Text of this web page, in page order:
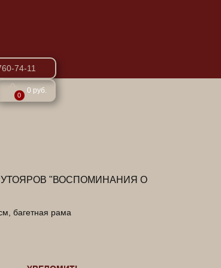
74-11
0
0 руб.
"ВОСПОМИНАНИЯ О
багетная рама